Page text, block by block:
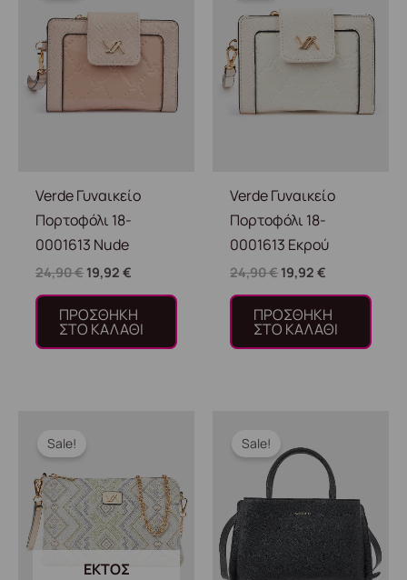
Verde Γυναικείο
Πορτοφόλι 18-
0001613 Nude
24,90€ 19,92€
19,92 €.
ΠΡΟΣΘΉΚΗ
ΣΤΟ ΚΑΛΆΘΙ
Verde Γυναικείο
Πορτοφόλι 18-
0001613 Εκρού
24,90€ 19,92€
19,92 €.
ΠΡΟΣΘΉΚΗ
ΣΤΟ ΚΑΛΆΘΙ
ΕΚΤΌΣ
Sale! was:
26,32 €.
Sale! was:
54,90 €.είναι:
43,92 €.